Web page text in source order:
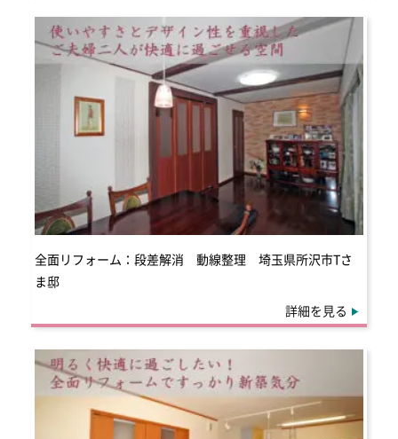
全面リフォーム：段差解消 動線整理 埼玉県所沢市Tさ
ま邸
詳細を見る